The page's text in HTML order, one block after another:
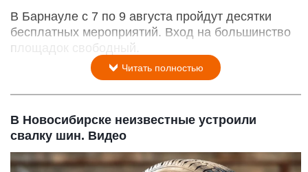
В Барнауле с 7 по 9 августа пройдут десятки
бесплатных мероприятий. Вход на большинство
площадок свободный.
Читать полностью
В Новосибирске неизвестные устроили
свалку шин. Видео